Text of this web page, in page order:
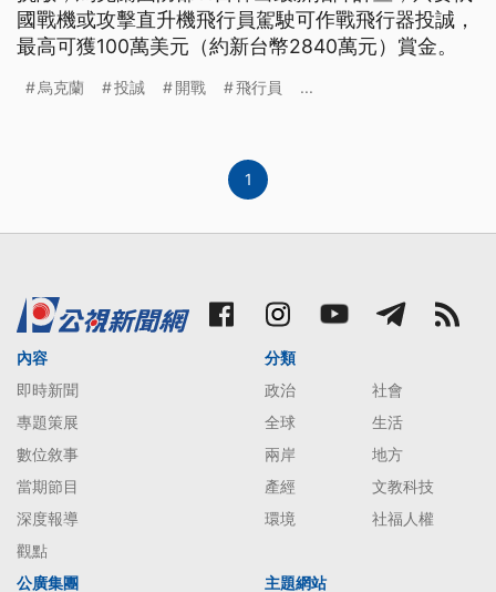
國戰機或攻擊直升機飛行員駕駛可作戰飛行器投誠，
最高可獲100萬美元（約新台幣2840萬元）賞金。
烏克蘭 投誠 開戰 飛行員 ...
1
內容
即時新聞
專題策展
數位敘事
當期節目
深度報導
觀點
分類
政治
社會
全球
生活
兩岸
地方
產經
文教科技
環境
社福人權
公廣集團 主題網站